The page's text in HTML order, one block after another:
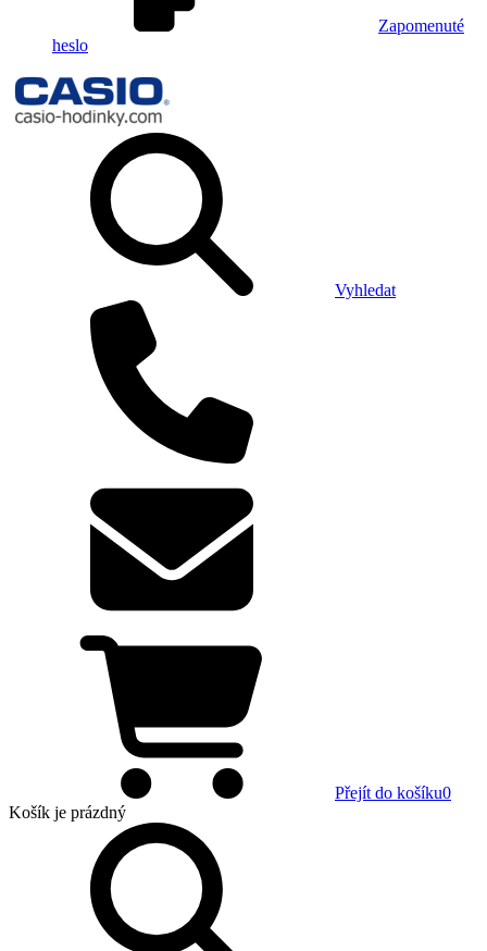
Zapomenuté
heslo
Vyhledat
Přejít do košíku0
Košík je prázdný